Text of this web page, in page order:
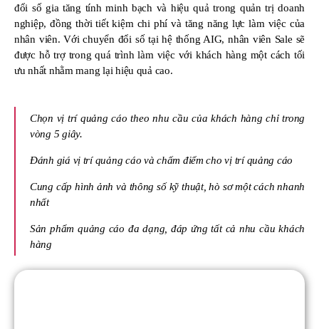
đổi số gia tăng tính minh bạch và hiệu quả trong quản trị doanh
nghiệp, đồng thời tiết kiệm chi phí và tăng năng lực làm việc của
nhân viên. Với chuyển đổi số tại hệ thống AIG, nhân viên Sale sẽ
được hỗ trợ trong quá trình làm việc với khách hàng một cách tối
ưu nhất nhằm mang lại hiệu quả cao.
Chọn vị trí quảng cáo theo nhu cầu của khách hàng chỉ trong
vòng 5 giây.
Đánh giá vị trí quảng cáo và chấm điểm cho vị trí quảng cáo
Cung cấp hình ảnh và thông số kỹ thuật, hò sơ một cách nhanh
nhất
Sản phẩm quảng cáo đa dạng, đáp ứng tất cả nhu cầu khách
hàng